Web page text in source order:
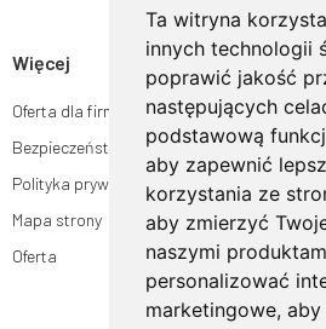
Ta witryna
innych technologii
poprawić jakość
następujących
podstawową
aby zapewnić
korzystania ze
aby zmierzyć
naszymi
personalizować
marketingowe, aby
Więcej
Oferta dla firm
Bezpieczeństwo płatności
Polityka prywatności
Mapa strony
Oferta